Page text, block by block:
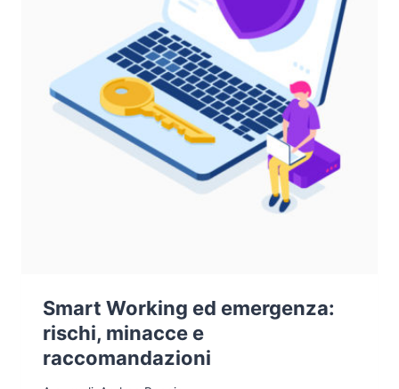
Smart Working ed emergenza:
rischi, minacce e
raccomandazioni